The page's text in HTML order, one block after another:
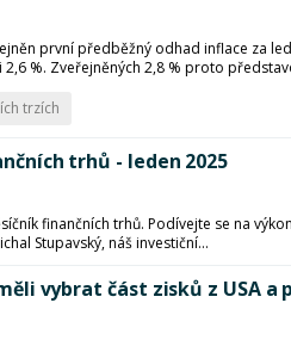
první předběžný odhad inflace za
%. Zveřejněných 2,8 % proto
trzích
trhů - leden 2025
finančních trhů. Podívejte se na
Stupavský, náš investiční...
vybrat část zisků z USA a